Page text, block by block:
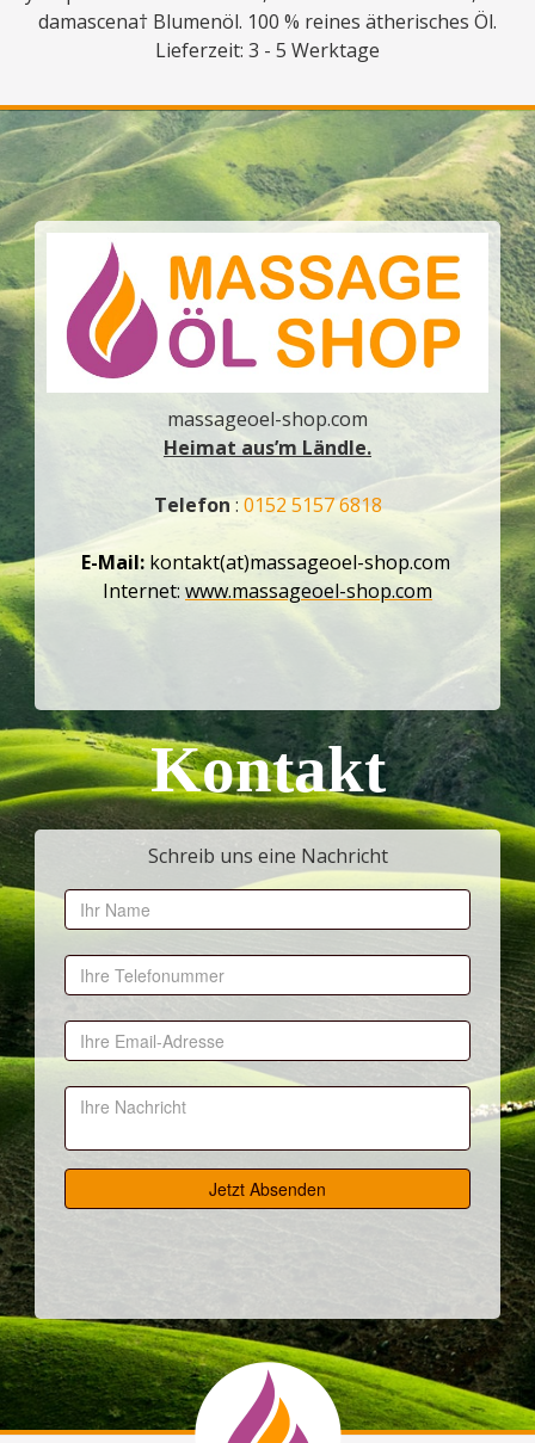
damascena† Blumenöl. 100 % reines ätherisches Öl.
Lieferzeit: 3 - 5 Werktage
massageoel-shop.com
Heimat aus’m Ländle.
Telefon: 0152 5157 6818
E-Mail: kontakt(at)massageoel-shop.com
Internet: www.massageoel-shop.com
Kontakt
Schreib uns eine Nachricht